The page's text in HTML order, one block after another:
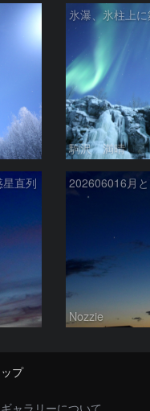
氷瀑、氷柱上
駒沢 満晴
直列 202606016月
Nozzie
プ
ャラリーについて